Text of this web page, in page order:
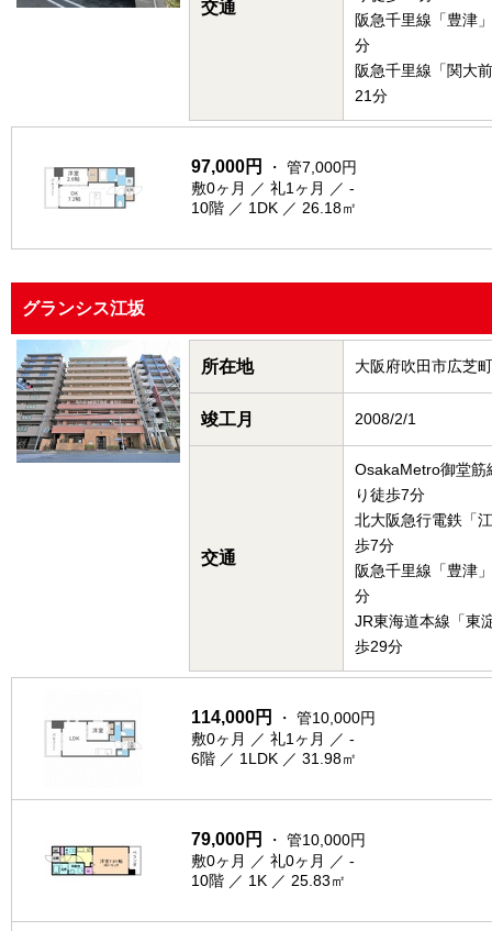
交通
阪急千里線「豊津
分
阪急千里線「関大
21分
97,000円
・ 管7,000円
敷0ヶ月 ／ 礼1ヶ月 ／ -
10階 ／ 1DK ／ 26.18㎡
グランシス江坂
所在地 大阪府吹田市広芝町
竣工月 2008/2/1
交通
OsakaMetro御堂筋
り徒歩7分
北大阪急行電鉄「
歩7分
阪急千里線「豊津
分
JR東海道本線「東
歩29分
114,000円
・ 管10,000円
敷0ヶ月 ／ 礼1ヶ月 ／ -
6階 ／ 1LDK ／ 31.98㎡
79,000円
・ 管10,000円
敷0ヶ月 ／ 礼0ヶ月 ／ -
10階 ／ 1K ／ 25.83㎡